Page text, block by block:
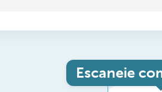
Escaneie